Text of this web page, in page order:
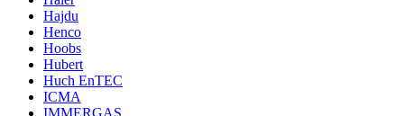
Hajdu
Henco
Hoobs
Hubert
Huch EnTEC
ICMA
IMMERGAS